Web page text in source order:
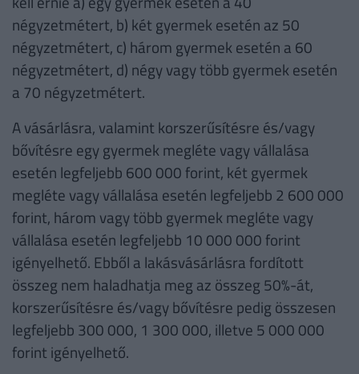
négyzetmétert, b) két gyermek esetén az 50
négyzetmétert, c) három gyermek esetén a 60
négyzetmétert, d) négy vagy több gyermek esetén
a 70 négyzetmétert.
A vásárlásra, valamint korszerűsítésre és/vagy
bővítésre egy gyermek megléte vagy vállalása
esetén legfeljebb 600 000 forint, két gyermek
megléte vagy vállalása esetén legfeljebb 2 600 000
forint, három vagy több gyermek megléte vagy
vállalása esetén legfeljebb 10 000 000 forint
igényelhető. Ebből a lakásvásárlásra fordított
összeg nem haladhatja meg az összeg 50%-át,
korszerűsítésre és/vagy bővítésre pedig összesen
legfeljebb 300 000, 1 300 000, illetve 5 000 000
forint igényelhető.